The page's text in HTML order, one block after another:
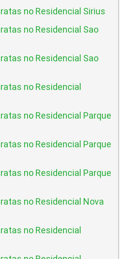
no Residencial Sirius
no Residencial Sao
no Residencial Sao
no Residencial
no Residencial Parque
no Residencial Parque
no Residencial Parque
no Residencial Nova
no Residencial